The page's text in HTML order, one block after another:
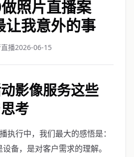
照片直播案
让我意外的事
播2026-06-15
影像服务这些
考
执行中，我们最大的感悟是：
备，是对客户需求的理解。